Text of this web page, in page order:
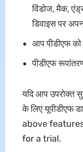
विंडोज, मैक,
डिवाइस पर
आप पीडीएफ
पीडीएफ
यदि आप उपरोक्त
के लिए यूपीडीएफ
above
for a trial.